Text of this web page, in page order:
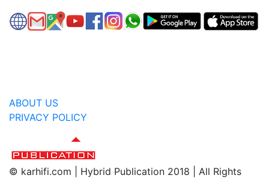
ABOUT US
PRIVACY POLICY
© karhifi.com | Hybrid Publication 2018 | All Rights